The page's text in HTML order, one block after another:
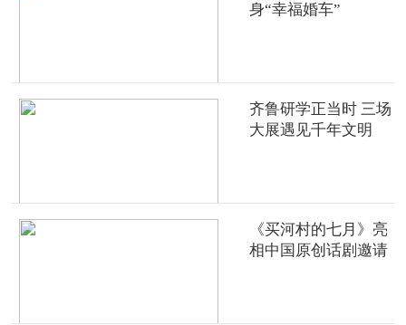
身“幸福婚车”
齐鲁研学正当时 三场
大展遇见千年文明
《买河村的七月》亮
相中国原创话剧邀请